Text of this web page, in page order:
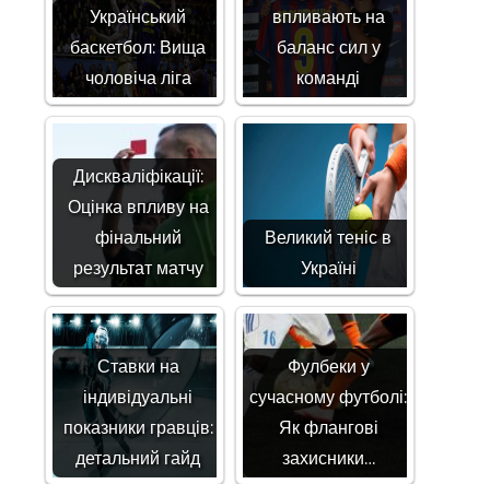
Український
баскетбол: Вища
чоловіча ліга
впливають на
баланс сил у
команді
Дискваліфікації:
Оцінка впливу на
фінальний
результат матчу
Великий теніс в
Україні
Ставки на
індивідуальні
показники гравців:
детальний гайд
Фулбеки у
сучасному футболі:
Як флангові
захисники…